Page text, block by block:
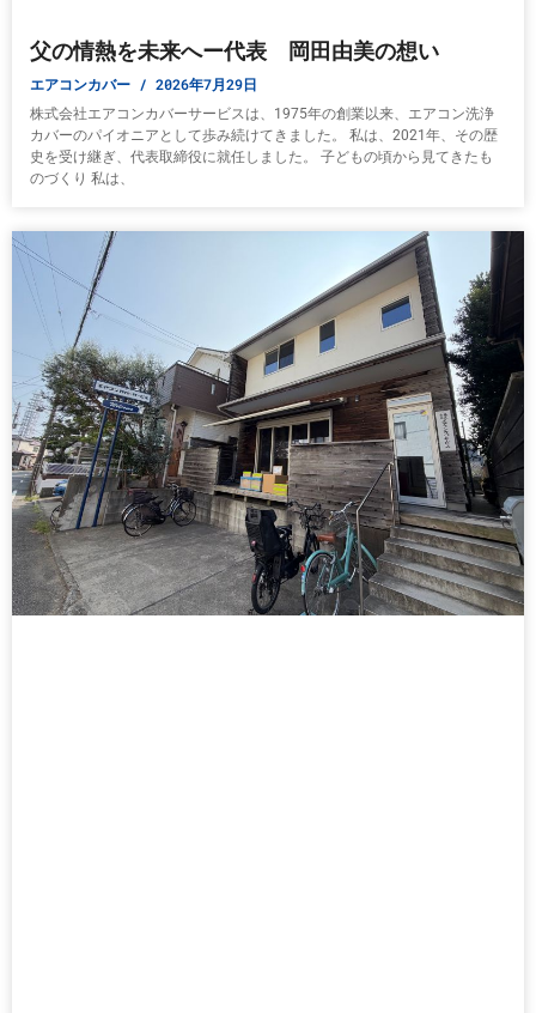
父の情熱を未来へー代表 岡田由美の想い
エアコンカバー 2026年7月29日
株式会社エアコンカバーサービスは、1975年の創業以来、エアコン洗浄
カバーのパイオニアとして歩み続けてきました。 私は、2021年、その歴
史を受け継ぎ、代表取締役に就任しました。 子どもの頃から見てきたも
のづくり 私は、